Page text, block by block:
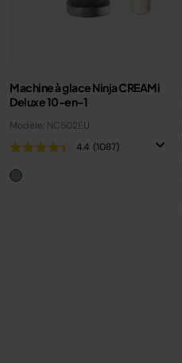
Machine à glace Ninja CREAMi
Deluxe 10-en-1
Modèle: NC502EU
4.4 (1087)